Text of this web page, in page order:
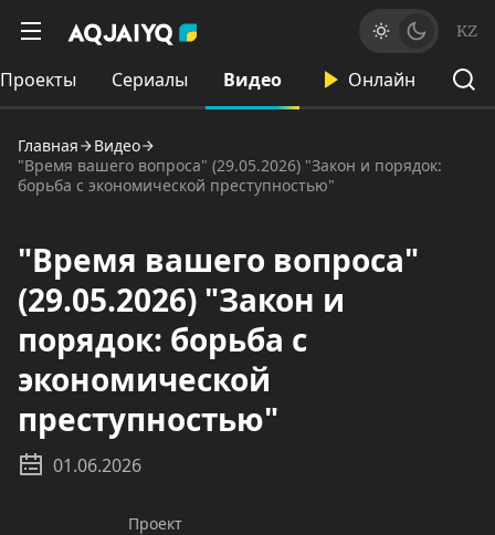
KZ
Проекты Сериалы Видео Онлайн
Главная
Видео
"Время вашего вопроса" (29.05.2026) "Закон и порядок:
борьба с экономической преступностью"
"Время вашего вопроса"
(29.05.2026) "Закон и
порядок: борьба с
экономической
преступностью"
01.06.2026
Проект